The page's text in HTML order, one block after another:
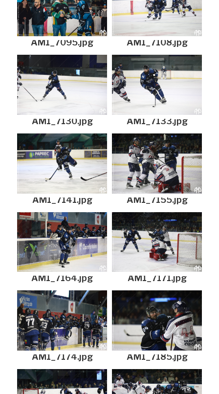
AM1_7095.jpg AM1_7108.jpg
AM1_7130.jpg AM1_7133.jpg
AM1_7141.jpg AM1_7155.jpg
AM1_7164.jpg AM1_7171.jpg
AM1_7174.jpg AM1_7185.jpg